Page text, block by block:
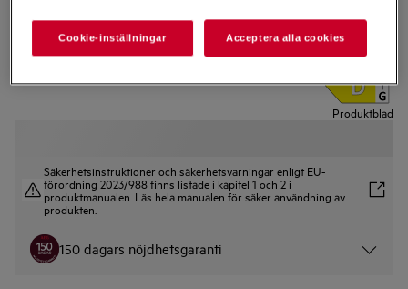
Produktblad
Säkerhetsinstruktioner och säkerhetsvarningar enligt EU-
förordning 2023/988 finns listade i kapitel 1 och 2 i
produktmanualen. Läs hela manualen för säker användning av
produkten.
150 dagars nöjdhetsgaranti
Cookie-inställningar Acceptera alla cookies